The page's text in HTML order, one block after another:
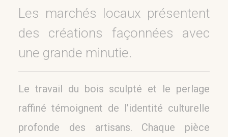
Les marchés locaux présentent
des créations façonnées avec
une grande minutie.
Le travail du bois sculpté et le perlage
raffiné témoignent de l’identité culturelle
profonde des artisans. Chaque pièce